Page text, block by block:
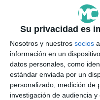
Su privacidad es
Nosotros y nuestros socios
información en un
datos personales, como
estándar enviada por un
personalizado, medición de
investigación de audiencia y